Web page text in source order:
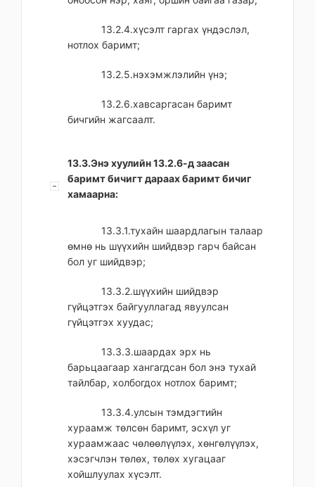
13.2.4.хүсэлт гаргах үндэслэл,
нотлох баримт;
13.2.5.нэхэмжлэлийн үнэ;
13.2.6.хавсаргасан баримт
бичгийн жагсаалт.
13.3.Энэ хуулийн 13.2.6-д заасан
баримт бичигт дараах баримт бичиг
хамаарна:
13.3.1.тухайн шаардлагын талаар
өмнө нь шүүхийн шийдвэр гарч байсан
бол уг шийдвэр;
13.3.2.шүүхийн шийдвэр
гүйцэтгэх байгууллагад явуулсан
гүйцэтгэх хуудас;
13.3.3.шаардах эрх нь
барьцаагаар хангагдсан бол энэ тухай
тайлбар, холбогдох нотлох баримт;
13.3.4.улсын тэмдэгтийн
хураамж төлсөн баримт, эсхүл уг
хураамжаас чөлөөлүүлэх, хөнгөлүүлэх,
хэсэгчлэн төлөх, төлөх хугацааг
хойшлуулах хүсэлт.